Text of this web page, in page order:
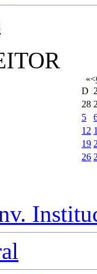
«<
D
28
5
12
19
26